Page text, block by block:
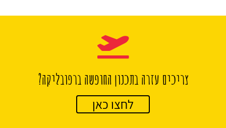
צריכים עזרה בתכנון החופשה ברפובליקה?
לחצו כאן